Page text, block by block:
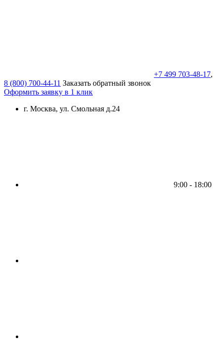
+7 499 703-48-17,
8 (800) 700-44-11 Заказать обратный звонок
Оформить заявку в 1 клик
г. Москва, ул. Смольная д.24
9:00 - 18:00